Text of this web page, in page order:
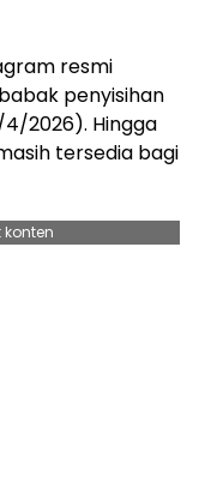
resmi
penyisihan
2026). Hingga
tersedia bagi